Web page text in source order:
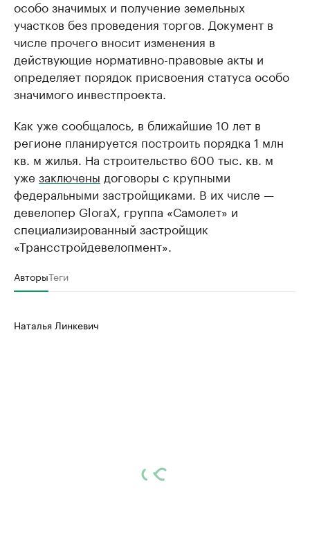
особо значимых и получение земельных
участков без проведения торгов. Документ в
числе прочего вносит изменения в
действующие нормативно-правовые акты и
определяет порядок присвоения статуса особо
значимого инвестпроекта.
Как уже сообщалось, в ближайшие 10 лет в
регионе планируется построить порядка 1 млн
кв. м жилья. На строительство 600 тыс. кв. м
уже заключены договоры с крупными
федеральными застройщиками. В их числе —
девелопер GloraX, группа «Самолет» и
специализированный застройщик
«Трансстройдевелопмент».
АвторыТеги
Наталья Линкевич